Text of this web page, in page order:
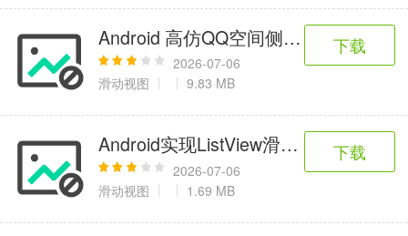
医疗健康
6千+款应用
母婴育儿
2百+款应用
趣味娱乐
3千+款应用
9百+款应用
Android 高仿QQ空间侧滑Menu效果且
2026-07-06
滑动视图
9.83 MB
下载
Android实现ListView滑动删除
2026-07-06
滑动视图
1.69 MB
下载